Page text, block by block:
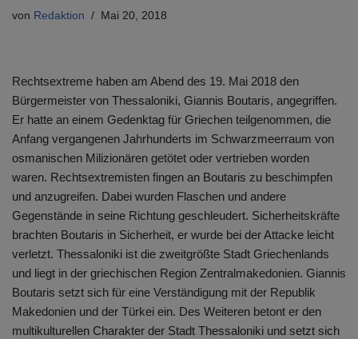
von Redaktion Mai 20, 2018
Rechtsextreme haben am Abend des 19. Mai 2018 den
Bürgermeister von Thessaloniki, Giannis Boutaris, angegriffen.
Er hatte an einem Gedenktag für Griechen teilgenommen, die
Anfang vergangenen Jahrhunderts im Schwarzmeerraum von
osmanischen Milizionären getötet oder vertrieben worden
waren. Rechtsextremisten fingen an Boutaris zu beschimpfen
und anzugreifen. Dabei wurden Flaschen und andere
Gegenstände in seine Richtung geschleudert. Sicherheitskräfte
brachten Boutaris in Sicherheit, er wurde bei der Attacke leicht
verletzt. Thessaloniki ist die zweitgrößte Stadt Griechenlands
und liegt in der griechischen Region Zentralmakedonien. Giannis
Boutaris setzt sich für eine Verständigung mit der Republik
Makedonien und der Türkei ein. Des Weiteren betont er den
multikulturellen Charakter der Stadt Thessaloniki und setzt sich